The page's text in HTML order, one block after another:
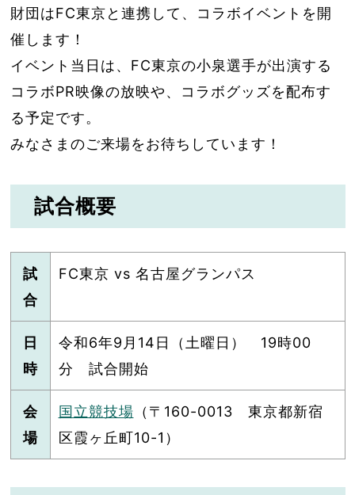
財団はFC東京と連携して、コラボイベントを開
催します！
イベント当日は、FC東京の小泉選手が出演する
コラボPR映像の放映や、コラボグッズを配布す
る予定です。
みなさまのご来場をお待ちしています！
試合概要
試
合
FC東京 vs 名古屋グランパス
日
時
令和6年9月14日（土曜日） 19時00
分 試合開始
会
場
国立競技場 （〒160-0013 東京都新宿
区霞ヶ丘町10-1）